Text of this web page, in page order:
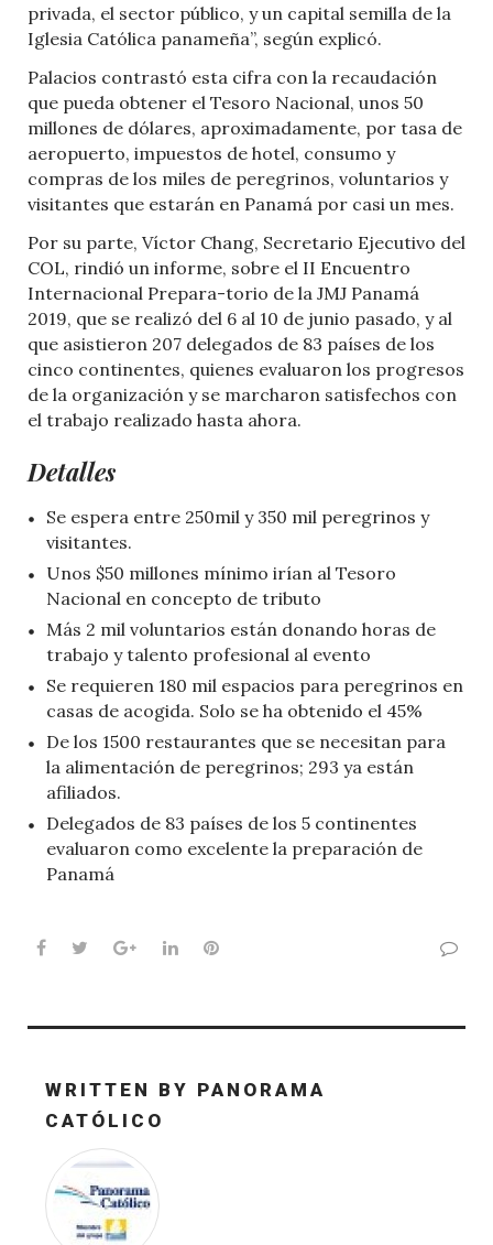
privada, el sector público, y un capital semilla de la
Iglesia Católica panameña”, según explicó.
Palacios contrastó esta cifra con la recaudación
que pueda obtener el Tesoro Nacional, unos 50
millones de dólares, aproximadamente, por tasa de
aeropuerto, impuestos de hotel, consumo y
compras de los miles de peregrinos, voluntarios y
visitantes que estarán en Panamá por casi un mes.
Por su parte, Víctor Chang, Secretario Ejecutivo del
COL, rindió un informe, sobre el II Encuentro
Internacional Prepara-torio de la JMJ Panamá
2019, que se realizó del 6 al 10 de junio pasado, y al
que asistieron 207 delegados de 83 países de los
cinco continentes, quienes evaluaron los progresos
de la organización y se marcharon satisfechos con
el trabajo realizado hasta ahora.
Detalles
Se espera entre 250mil y 350 mil peregrinos y
visitantes.
Unos $50 millones mínimo irían al Tesoro
Nacional en concepto de tributo
Más 2 mil voluntarios están donando horas de
trabajo y talento profesional al evento
Se requieren 180 mil espacios para peregrinos en
casas de acogida. Solo se ha obtenido el 45%
De los 1500 restaurantes que se necesitan para
la alimentación de peregrinos; 293 ya están
afiliados.
Delegados de 83 países de los 5 continentes
evaluaron como excelente la preparación de
Panamá
Facebook
TwitterGoogle+LinkedInPinterest
WRITTEN BY PANORAMA
CATÓLICO